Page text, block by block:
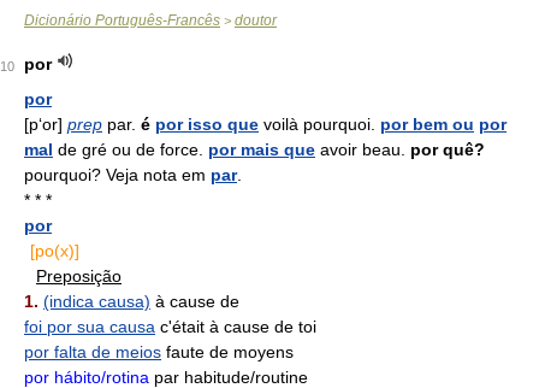
Dicionário Português-Francês > doutor
10
por
por
[p‘or] prep par. é por isso que voilà pourquoi. por bem ou por
mal de gré ou de force. por mais que avoir beau. por quê?
pourquoi? Veja nota em par.
* * *
por
[po(x)]
Preposição
1. (indica causa) à cause de
foi por sua causa c'était à cause de toi
por falta de meios faute de moyens
por hábito/rotina par habitude/routine